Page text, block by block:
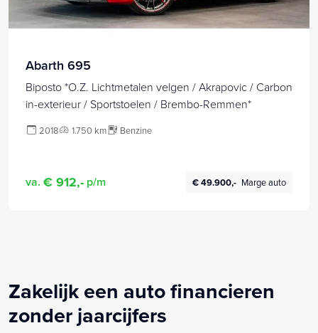
Abarth 695
Biposto *O.Z. Lichtmetalen velgen / Akrapovic / Carbon
in-exterieur / Sportstoelen / Brembo-Remmen*
2018 1.750 km Benzine
va. € 912,- p/m € 49.900,- Marge auto
Zakelijk een auto financieren
zonder jaarcijfers